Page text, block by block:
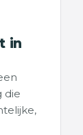
in
die